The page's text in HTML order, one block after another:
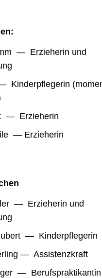
— Erzieherin und
Kinderpflegerin
— Erzieherin
— Erzieherin
— Erzieherin und
— Kinderpflegerin
— Assistenzkraft
— Berufspraktikantin